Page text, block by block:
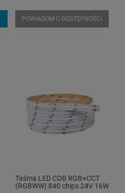
POWIADOM O DOSTĘPNOŚCI
Taśma LED COB RGB+CCT
(RGBWW) 840 chips 24V 16W